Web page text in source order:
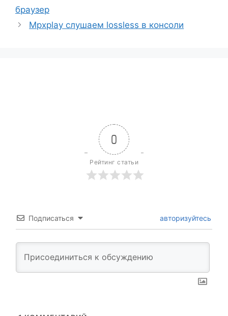
браузер
Mpxplay слушаем lossless в консоли
0
Рейтинг статьи
Подписаться авторизуйтесь